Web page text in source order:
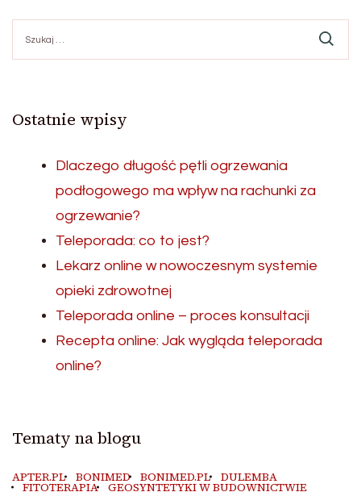
Ostatnie wpisy
Dlaczego długość pętli ogrzewania
podłogowego ma wpływ na rachunki za
ogrzewanie?
Teleporada: co to jest?
Lekarz online w nowoczesnym systemie
opieki zdrowotnej
Teleporada online – proces konsultacji
Recepta online: Jak wygląda teleporada
online?
Tematy na blogu
APTER.PL BONIMED BONIMED.PL DULEMBA
FITOTERAPIA GEOSYNTETYKI W BUDOWNICTWIE